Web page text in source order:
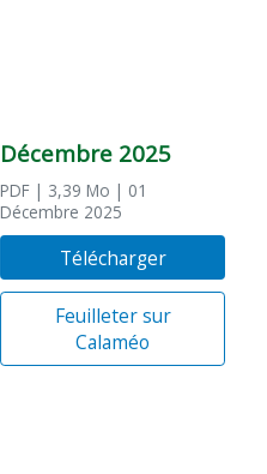
Décembre 2025
PDF | 3,39 Mo | 01
Décembre 2025
Télécharger
Feuilleter sur
Calaméo